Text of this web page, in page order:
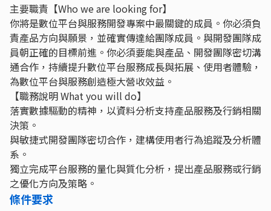
主要職責【Who we are looking for】
你將是數位平台與服務開發專案中最關鍵的成員。你必須負
責產品方向與願景，並確實傳達給團隊成員。與開發團隊成
員朝正確的目標前進。你必須要能與產品、開發團隊密切溝
通合作，持續提升數位平台服務成長與拓展、使用者體驗，
為數位平台與服務創造極大營收效益。
【職務說明 What you will do】
落實數據驅動的精神，以資料分析支持產品服務及行銷相關
決策。
與敏捷式開發團隊密切合作，建構使用者行為追蹤及分析體
系。
獨立完成平台服務的量化與質化分析，提出產品服務或行銷
之優化方向及策略。
條件要求